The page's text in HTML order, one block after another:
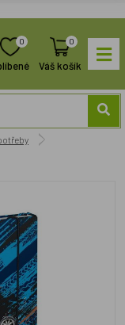
0 0
Váš košík